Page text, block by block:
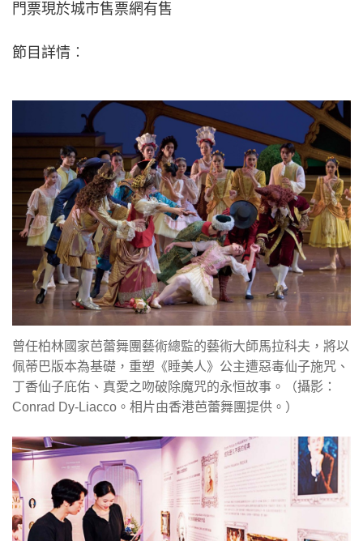
門票現於城市售票網有售
節目詳情︰
曾任柏林國家芭蕾舞團藝術總監的藝術大師馬拉科夫，將以
佩蒂巴版本為基礎，重塑《睡美人》公主遭惡毒仙子施咒、
丁香仙子庇佑、真愛之吻破除魔咒的永恒故事。（攝影：
Conrad Dy-Liacco。相片由香港芭蕾舞團提供。）